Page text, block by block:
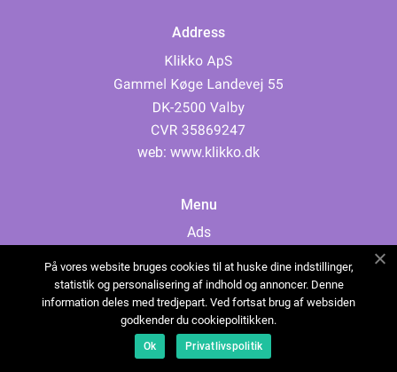
Address
web: www.klikko.dk
Menu
Ads
Cookies
Contact
Sitemap
På vores website bruges cookies til at huske dine indstillinger,
statistik og personalisering af indhold og annoncer. Denne
information deles med tredjepart. Ved fortsat brug af websiden
godkender du cookiepolitikken.
Ok Privatlivspolitik